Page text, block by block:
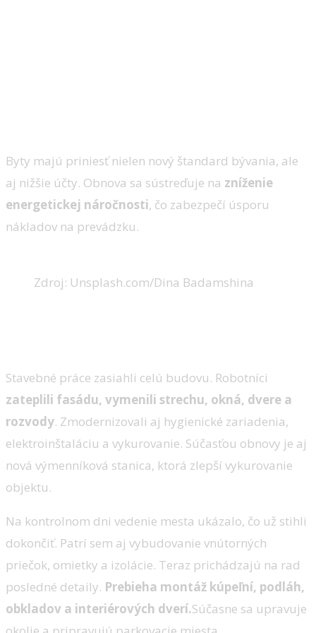
Byty majú priniesť nielen nový štandard bývania, ale
aj nižšie účty. Obnova sa sústreďuje na zníženie
energetickej náročnosti, čo zabezpečí úsporu
nákladov na prevádzku.
Zdroj: Unsplash.com/Dina Badamshina
Stavebné práce zasiahli celú budovu. Robotníci
zateplili fasádu, vymenili strechu, okná, dvere a
rozvody. Zmodernizovali aj hygienické zariadenia,
elektroinštaláciu a vykurovanie. Súčasťou obnovy je aj
nová výmenníková stanica, ktorá zlepší vykurovanie
objektu.
Na kontrolnom dni vedenie mesta ukázalo, čo už stihli
dokončiť. Patrí sem aj vybudovanie vnútorných
priečok, omietky a izolácie. Teraz prichádzajú na rad
posledné detaily. Prebieha montáž kúpeľní, podláh,
obkladov a interiérových dverí.Súčasne sa upravuje